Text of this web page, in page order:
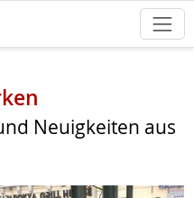
Neuigkeiten aus